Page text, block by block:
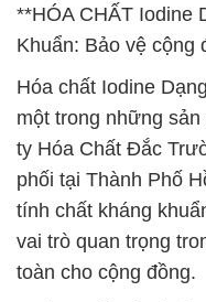
**HÓA CHẤT Iodine
Khuẩn: Bảo vệ cộng
Hóa chất Iodine
một trong những
ty Hóa Chất Đắc
phối tại Thành Phố
tính chất kháng
vai trò quan trọng
toàn cho cộng đồng.